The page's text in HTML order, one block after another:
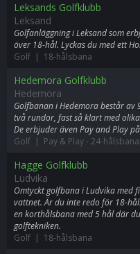
Leksands Golfklubb
Leksand
Golfanläggning i Leksand som
över 18-hål. Lyckas du med ett
Golf | 18-hålsbana
Hedemora Golfklubb
Hedemora
Golfbanan i Hedemora består av
två rundor, fast så klart med
De erbjuder även Pay and Play
Golf | Pay & Play- 24-hålsbana
Hagge Golfklubb
Ludvika
Omtyckt golfbana i Ludvika med
vattnet. Är du inte redo för 18-
en korthålsbana med 5 hål där
golftekniken.
Golf | 18-hålsbana